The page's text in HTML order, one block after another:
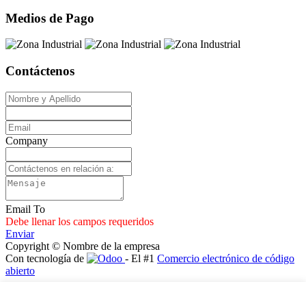
Medios de Pago
Contáctenos
Company
Email To
Debe llenar los campos requeridos
Enviar
Copyright © Nombre de la empresa
Con tecnología de
- El #1 Comercio electrónico de código
abierto